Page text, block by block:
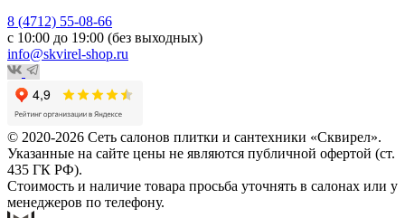
8 (4712) 55-08-66
с 10:00 до 19:00 (без выходных)
info@skvirel-shop.ru
© 2020-2026 Сеть салонов плитки и сантехники «Сквирел».
Указанные на сайте цены не являются публичной офертой (ст.
435 ГК РФ).
Стоимость и наличие товара просьба уточнять в салонах или у
менеджеров по телефону.